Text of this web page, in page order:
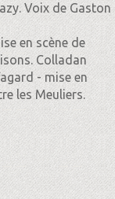
Voix de Gaston
en scène de
Colladan
- mise en
les Meuliers.